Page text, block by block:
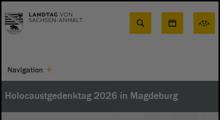
Suche
Navigation
Holocaustgedenktag 2026 in Magdeburg